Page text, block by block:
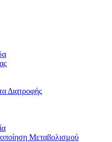
Διατροφής
Μεταβολισμού